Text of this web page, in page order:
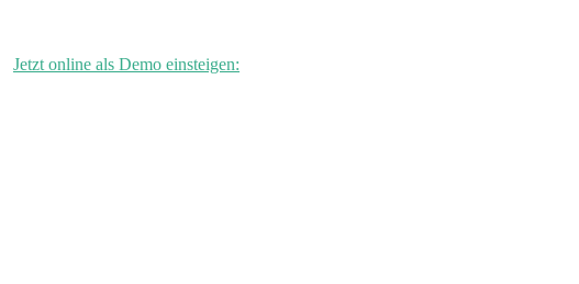
Jetzt online als Demo einsteigen: